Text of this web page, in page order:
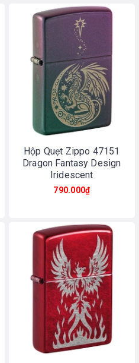
Hộp Quẹt Zippo 47151
Dragon Fantasy Design
Iridescent
790.000₫